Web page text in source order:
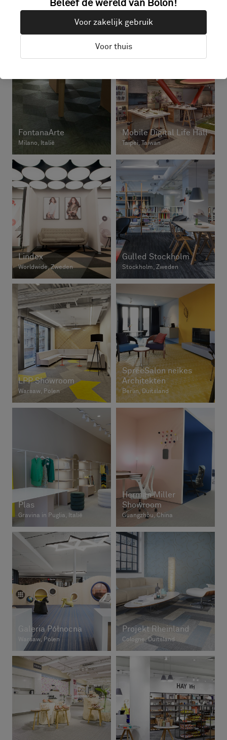
Space Showroom Rodebjer
Stockholm, Zweden
FontanaArte
Milano, Italië
Mobile Digital Life Hall
Taipei, Taiwan
Lindex
Worldwide, Zweden
Gulled Stockholm
Stockholm, Zweden
LPP Showroom
Warsaw, Polen
SpreeSalon neikes
Architekten
Berlin, Duitsland
Plas
Gravina in Puglia, Italië
Herman Miller
Showroom
Guangzhou, China
Galeria Północna
Warsaw, Polen
Projekt Rheinland
Cologne, Duitsland
Beleef de wereld van Bolon!
Voor zakelijk gebruik
Voor thuis